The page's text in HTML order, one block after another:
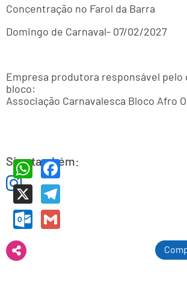
Concentração no Farol da Barra
Domingo de Carnaval- 07/02/2027
Empresa produtora responsável pelo
bloco:
Associação Carnavalesca Bloco Afro
Siga também:
WhatsAppFacebook
X Telegram
Outlook.com
Gmail